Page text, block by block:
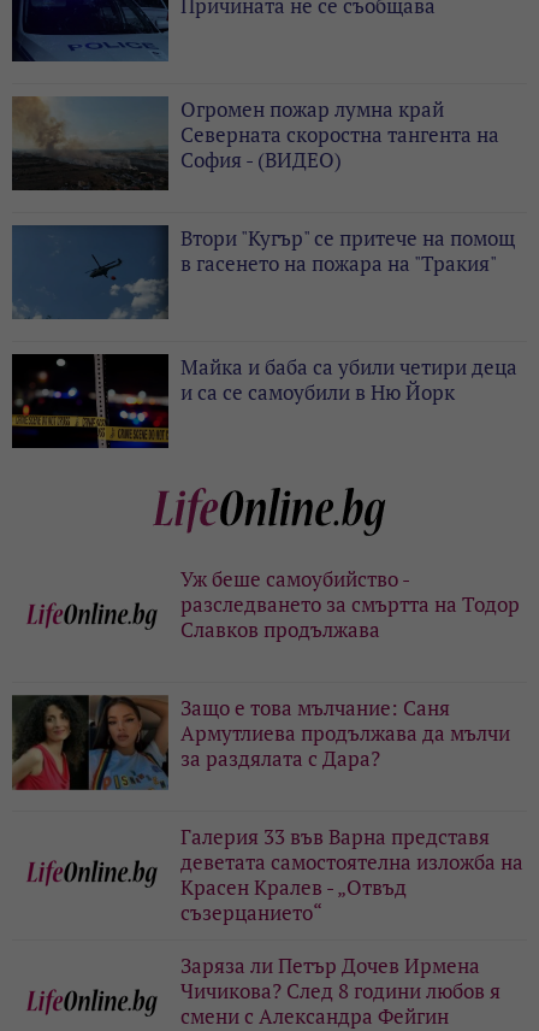
Огромен пожар лумна край
Северната скоростна тангента на
София - (ВИДЕО)
Втори "Кугър" се притече на помощ
в гасенето на пожара на "Тракия"
Майка и баба са убили четири деца
и са се самоубили в Ню Йорк
Уж беше самоубийство -
разследването за смъртта на Тодор
Славков продължава
Защо е това мълчание: Саня
Армутлиева продължава да мълчи
за раздялата с Дара?
Галерия 33 във Варна представя
деветата самостоятелна изложба на
Красен Кралев - „Отвъд
съзерцанието“
Заряза ли Петър Дочев Ирмена
Чичикова? След 8 години любов я
смени с Александра Фейгин